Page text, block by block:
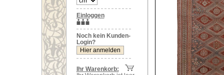
Einloggen
Noch kein Kunden-
Login?
Ihr Warenkorb: